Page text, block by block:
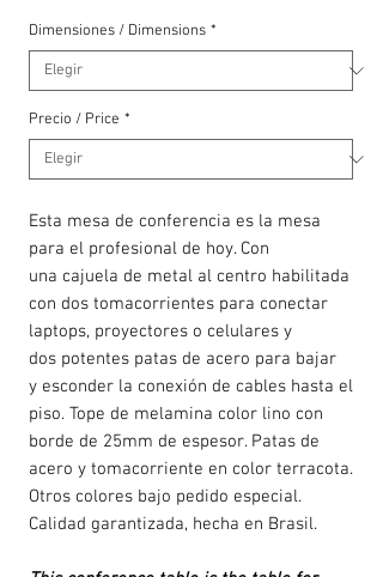
Dimensiones / Dimensions *
Precio / Price *
Esta mesa de conferencia es la mesa
para el profesional de hoy. Con
una cajuela de metal al centro habilitada
con dos tomacorrientes para conectar
laptops, proyectores o celulares y
dos potentes patas de acero para bajar
y esconder la conexión de cables hasta el
piso. Tope de melamina color lino con
borde de 25mm de espesor. Patas de
acero y tomacorriente en color terracota.
Otros colores bajo pedido especial.
Calidad garantizada, hecha en Brasil.